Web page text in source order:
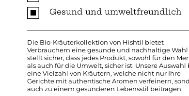
Gesund und umweltfreundlich
Die Bio-Kräuterkollektion von Hishtil bietet
Verbrauchern eine gesunde und nachhaltige
stellt sicher, dass jedes Produkt, sowohl für den
als auch für die Umwelt, sicher ist. Unsere Auswahl
eine Vielzahl von Kräutern, welche nicht nur Ihre
Gerichte mit authentische Aromen verfeinern,
auch zu einem gesünderen Lebensstil beitragen.